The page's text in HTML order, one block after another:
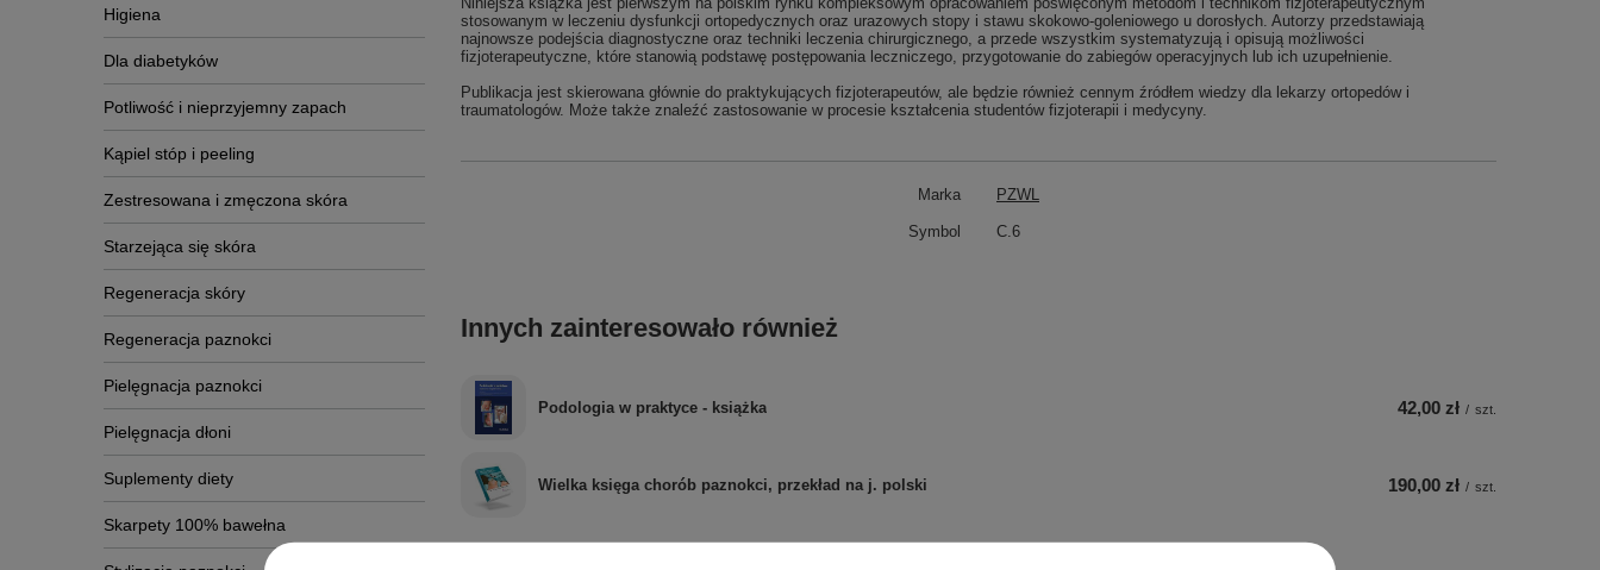
Higiena
Dla diabetyków
Potliwość i nieprzyjemny zapach
Kąpiel stóp i peeling
Zestresowana i zmęczona skóra
Starzejąca się skóra
Regeneracja skóry
Regeneracja paznokci
Pielęgnacja paznokci
Pielęgnacja dłoni
Suplementy diety
Skarpety 100% bawełna
stosowanym w leczeniu dysfunkcji ortopedycznych oraz urazowych stopy i stawu skokowo-goleniowego u dorosłych. Autorzy przedstawiają
najnowsze podejścia diagnostyczne oraz techniki leczenia chirurgicznego, a przede wszystkim systematyzują i opisują możliwości
fizjoterapeutyczne, które stanowią podstawę postępowania leczniczego, przygotowanie do zabiegów operacyjnych lub ich uzupełnienie.
Publikacja jest skierowana głównie do praktykujących fizjoterapeutów, ale będzie również cennym źródłem wiedzy dla lekarzy ortopedów i
traumatologów. Może także znaleźć zastosowanie w procesie kształcenia studentów fizjoterapii i medycyny.
Marka PZWL
Symbol C.6
Innych zainteresowało również
Podologia w praktyce - książka 42,00 zł / szt.
Wielka księga chorób paznokci, przekład na j. polski 190,00 zł / szt.